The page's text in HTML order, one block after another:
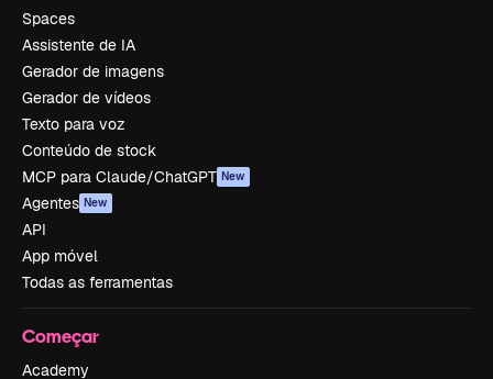
Spaces
Assistente de IA
Gerador de imagens
Gerador de vídeos
Texto para voz
Conteúdo de stock
MCP para Claude/ChatGPT New
Agentes New
API
App móvel
Todas as ferramentas
Começar
Academy